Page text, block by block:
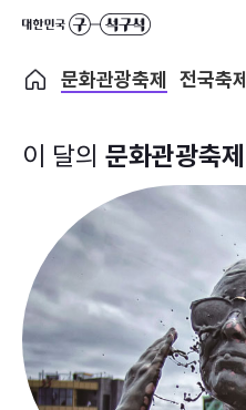
문화관광축제 전국축제
이 달의 문화관광축제